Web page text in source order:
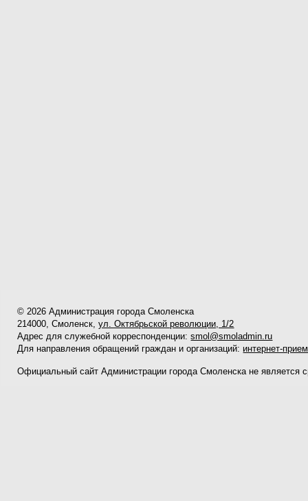
© 2026 Администрация города Смоленска
214000, Смоленск,ул. Октябрьской революции, 1/2
Адрес для служебной корреспонденции:smol@smoladmin.ru
Для направления обращений граждан и организаций: интернет-
Официальный сайт Администрации города Смоленска не является